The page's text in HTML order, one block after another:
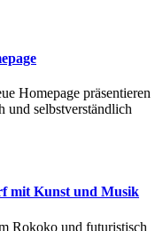
Homepage präsentieren
und selbstverständlich
mit Kunst und Musik
Rokoko und futuristisch